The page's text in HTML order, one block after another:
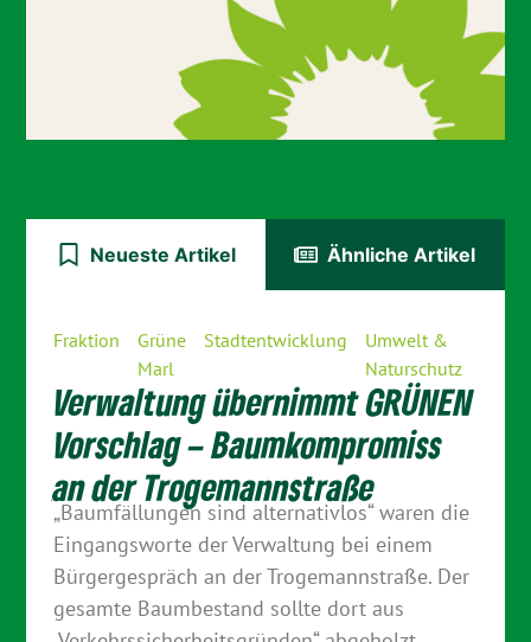
Neueste Artikel Ähnliche Artikel
Fraktion
Grüne
Marl
Stadtentwicklung
Umwelt &
Naturschutz
Verwaltung übernimmt GRÜNEN
Vorschlag – Baumkompromiss
an der Trogemannstraße
„Baumfällungen sind alternativlos“ waren die
Eingangsworte der Verwaltung bei einem
Bürgergespräch an der Trogemannstraße. Der
gesamte Baumbestand sollte dort aus